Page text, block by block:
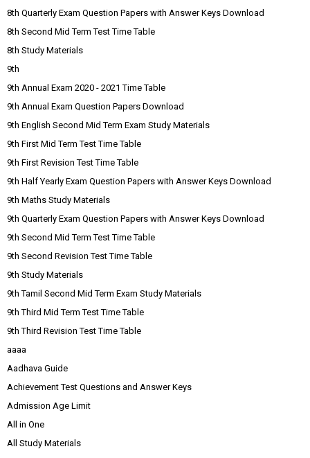
8th Quarterly Exam Question Papers with Answer Keys Download
8th Second Mid Term Test Time Table
8th Study Materials
9th
9th Annual Exam 2020 - 2021 Time Table
9th Annual Exam Question Papers Download
9th English Second Mid Term Exam Study Materials
9th First Mid Term Test Time Table
9th First Revision Test Time Table
9th Half Yearly Exam Question Papers with Answer Keys Download
9th Maths Study Materials
9th Quarterly Exam Question Papers with Answer Keys Download
9th Second Mid Term Test Time Table
9th Second Revision Test Time Table
9th Study Materials
9th Tamil Second Mid Term Exam Study Materials
9th Third Mid Term Test Time Table
9th Third Revision Test Time Table
aaaa
Aadhava Guide
Achievement Test Questions and Answer Keys
Admission Age Limit
All in One
All Study Materials